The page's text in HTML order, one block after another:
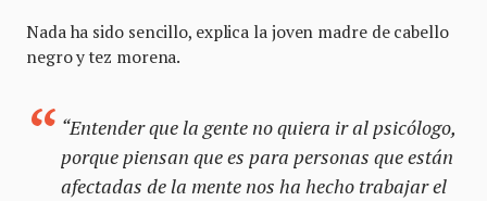
Nada ha sido sencillo, explica la joven madre de cabello
negro y tez morena.
“Entender que la gente no quiera ir al psicólogo,
porque piensan que es para personas que están
afectadas de la mente nos ha hecho trabajar el